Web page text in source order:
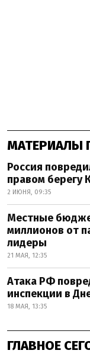
МАТЕРИАЛЫ
Россия
правом берегу
2 ИЮНЯ, 09:35
Местные
миллионов от
лидеры
21 МАЯ, 12:35
Атака РФ
инспекции в
18 МАЯ, 13:35
ГЛАВНОЕ